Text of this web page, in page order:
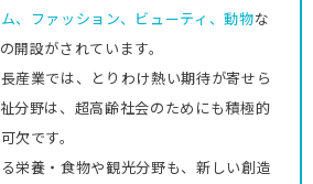
、ファッション、ビューティ、動物な
開設がされています。
産業では、とりわけ熱い期待が寄せら
分野は、超高齢社会のためにも積極的
欠です。
栄養・食物や観光分野も、新しい創造